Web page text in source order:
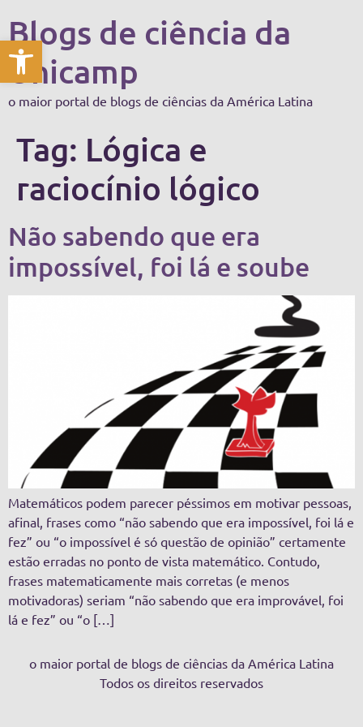
Abrir a barra de ferramentas
Blogs de ciência da
Unicamp
o maior portal de blogs de ciências da América Latina
Tag: Lógica e
raciocínio lógico
Não sabendo que era
impossível, foi lá e soube
Matemáticos podem parecer péssimos em motivar pessoas,
afinal, frases como “não sabendo que era impossível, foi lá e
fez” ou “o impossível é só questão de opinião” certamente
estão erradas no ponto de vista matemático. Contudo,
frases matematicamente mais corretas (e menos
motivadoras) seriam “não sabendo que era improvável, foi
lá e fez” ou “o […]
o maior portal de blogs de ciências da América Latina
Todos os direitos reservados